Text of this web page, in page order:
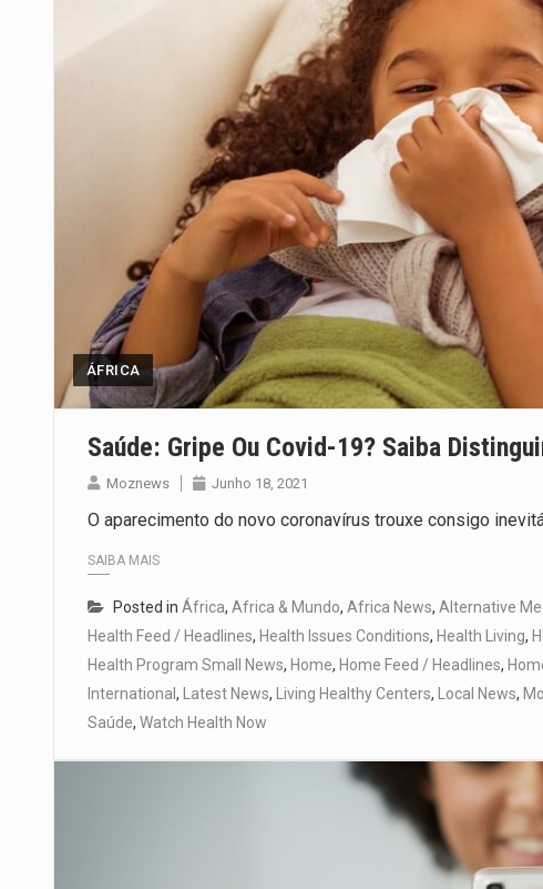
ÁFRICA
Saúde: Gripe Ou Covid-19? Saiba
Moznews Junho 18, 2021
O aparecimento do novo coronavírus trouxe consigo
SAIBA MAIS
Posted in África, Africa & Mundo, Africa News, Alternative
Health Feed / Headlines, Health Issues Conditions, Health Living,
Health Program Small News, Home, Home Feed / Headlines,
International , Latest News, Living Healthy Centers, Local News,
Saúde, Watch Health Now